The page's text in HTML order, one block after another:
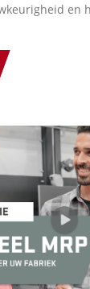
en